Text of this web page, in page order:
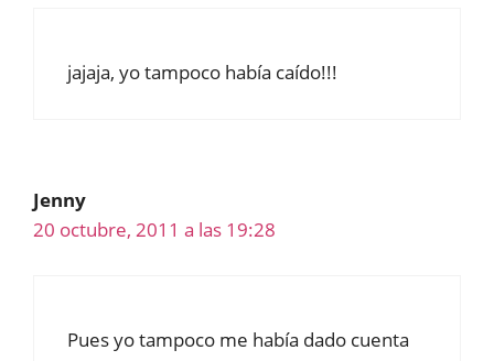
jajaja, yo tampoco había caído!!!
Jenny
20 octubre, 2011 a las 19:28
Pues yo tampoco me había dado cuenta